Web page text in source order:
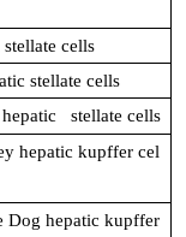
cells
stellate cells
hepatic stellate cells
hepatic kupffer cel
Dog hepatic kupffer